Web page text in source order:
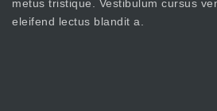
metus tristique. Vestibulum cursus
eleifend lectus blandit a.